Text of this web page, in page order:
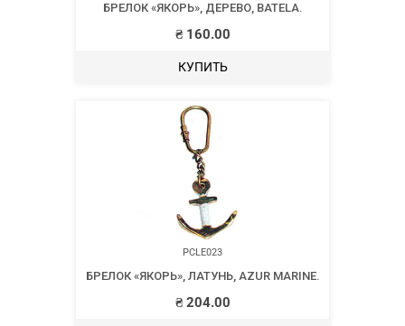
БРЕЛОК «ЯКОРЬ», ДЕРЕВО, BATELA.
₴160.00
КУПИТЬ
PCLE023
БРЕЛОК «ЯКОРЬ», ЛАТУНЬ, AZUR MARINE.
₴204.00